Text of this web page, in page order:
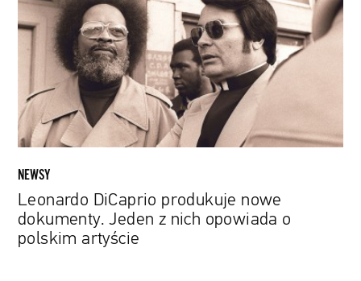
dokumenty.
opowiada
o
polskim
artyście
NEWSY
Leonardo DiCaprio produkuje nowe
dokumenty. Jeden z nich opowiada o
polskim artyście